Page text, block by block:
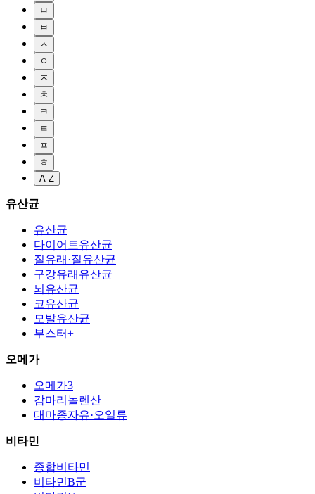
ㅁ
ㅂ
ㅅ
ㅇ
ㅈ
ㅊ
ㅋ
ㅌ
ㅍ
ㅎ
A-Z
유산균
유산균
다이어트유산균
질유래·질유산균
구강유래유산균
뇌유산균
코유산균
모발유산균
부스터+
오메가
오메가3
감마리놀렌산
대마종자유·오일류
비타민
종합비타민
비타민B군